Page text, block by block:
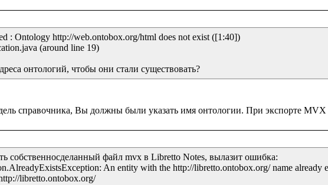
: Ontology http://web.ontobox.org/html does not exist ([1:40])
(around line 19)
онтологий, чтобы они стали существовать?
собственносделанный файл mvx в Libretto Notes, вылазит ошибка:
An entity with the http://libretto.ontobox.org/ name already
libretto.ontobox.org/